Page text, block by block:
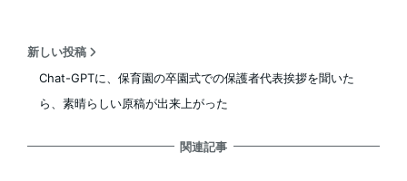
新しい投稿
Chat-GPTに、保育園の卒園式での保護者代表挨拶を聞いた
ら、素晴らしい原稿が出来上がった
関連記事